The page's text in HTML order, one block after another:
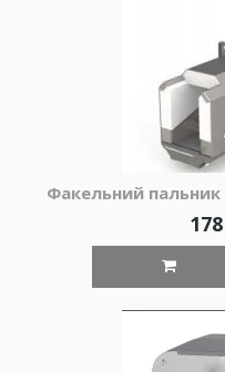
Факельний пальник